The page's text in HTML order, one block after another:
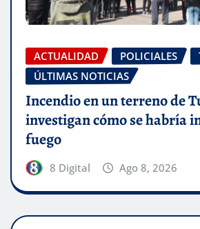
ACTUALIDAD POLICIALES
ÚLTIMAS NOTICIAS
Incendio en un terreno de
investigan cómo se habría
fuego
8 Digital Ago 8, 2026